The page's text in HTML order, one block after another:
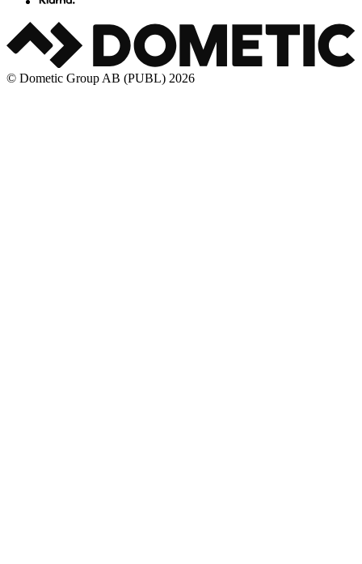
© Dometic Group AB (PUBL) 2026